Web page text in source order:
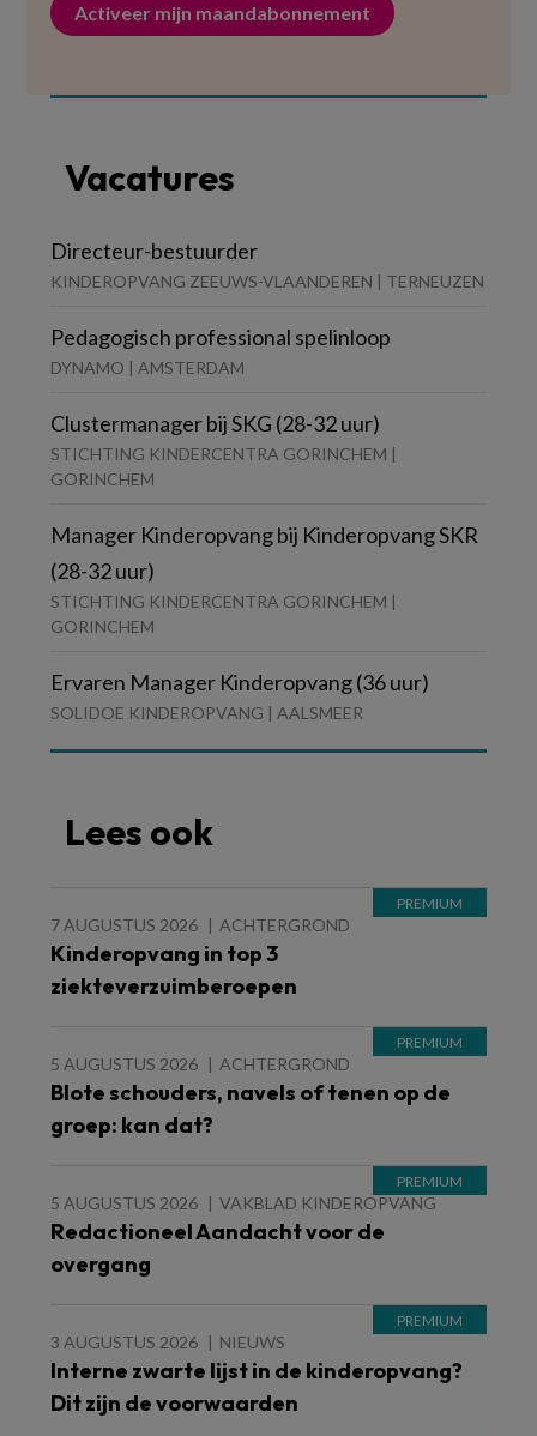
Activeer mijn maandabonnement
Vacatures
Directeur-bestuurder
KINDEROPVANG ZEEUWS-VLAANDEREN | TERNEUZEN
Pedagogisch professional spelinloop
DYNAMO | AMSTERDAM
Clustermanager bij SKG (28-32 uur)
STICHTING KINDERCENTRA GORINCHEM |
GORINCHEM
Manager Kinderopvang bij Kinderopvang SKR
(28-32 uur)
STICHTING KINDERCENTRA GORINCHEM |
GORINCHEM
Ervaren Manager Kinderopvang (36 uur)
SOLIDOE KINDEROPVANG | AALSMEER
Lees ook
7 AUGUSTUS 2026 ACHTERGROND
Kinderopvang in top 3
ziekteverzuimberoepen
5 AUGUSTUS 2026 ACHTERGROND
Blote schouders, navels of tenen op de
groep: kan dat?
5 AUGUSTUS 2026 VAKBLAD KINDEROPVANG
Redactioneel Aandacht voor de
overgang
3 AUGUSTUS 2026 NIEUWS
Interne zwarte lijst in de kinderopvang?
Dit zijn de voorwaarden